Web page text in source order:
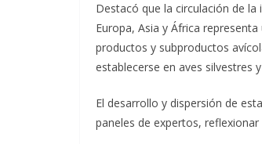
Destacó que la circulación de
Europa, Asia y África
productos y subproductos
establecerse en aves silvestres
El desarrollo y dispersión de
paneles de expertos,